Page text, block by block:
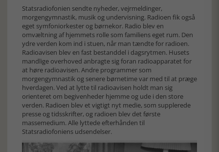
Statsradiofonien sendte nyheder, vejrmeldinger,
morgengymnastik, musik og undervisning. Radioen fik også
eget symfoniorkester og børnekor. Radio blev en
omvæltning af hjemmets rolle som familiens eget rum. Den
ydre verden kom ind i stuen, når man tændte for radioen.
Radioavisen blev en fast bestanddel i dagsrytmen. Husets
mandlige overhoved anbragte sig foran radioapparatet for
at høre radioavisen. Andre programmer som
morgengymnastik og senere børnetime var med til at præge
hverdagen. Ved at lytte til radioavisen holdt man sig
orienteret om begivenheder hjemme og ude i den store
verden. Radioen blev et vigtigt nyt medie, som supplerede
presse og tidsskrifter, og radioen blev det første
massemedium. Alle lyttede efterhånden til
Statsradiofoniens udsendelser.